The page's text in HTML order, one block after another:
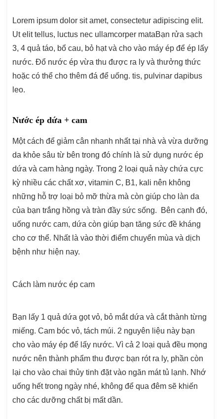
Lorem ipsum dolor sit amet, consectetur adipiscing elit.
Ut elit tellus, luctus nec ullamcorper mataBạn rửa sạch
3, 4 quả táo, bổ cau, bỏ hạt và cho vào máy ép để ép lấy
nước. Đổ nước ép vừa thu được ra ly và thưởng thức
hoặc có thể cho thêm đá để uống. tis, pulvinar dapibus
leo.
Nước ép dứa + cam
Một cách để giảm cân nhanh nhất tại nhà và vừa dưỡng
da khỏe sâu từ bên trong đó chính là sử dụng nước ép
dứa và cam hàng ngày. Trong 2 loại quả này chứa cực
kỳ nhiều các chất xơ, vitamin C, B1, kali nên không
những hỗ trợ loại bỏ mỡ thừa mà còn giúp cho làn da
của bạn trắng hồng và tràn đầy sức sống. Bên cạnh đó,
uống nước cam, dứa còn giúp bạn tăng sức đề kháng
cho cơ thể. Nhất là vào thời điểm chuyển mùa và dịch
bệnh như hiện nay.
Cách làm nước ép cam
Bạn lấy 1 quả dứa gọt vỏ, bỏ mắt dứa và cắt thành từng
miếng. Cam bóc vỏ, tách múi. 2 nguyên liệu này bạn
cho vào máy ép để lấy nước. Vì cả 2 loại quả đều mọng
nước nên thành phẩm thu được bạn rót ra ly, phần còn
lại cho vào chai thủy tinh đặt vào ngăn mát tủ lạnh. Nhớ
uống hết trong ngày nhé, không để qua đêm sẽ khiến
cho các dưỡng chất bị mất dần.